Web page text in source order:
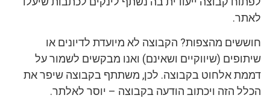
לאתר.
חוששים מהצפות? הקבוצה לא מיועדת לדיונים או
שיתופים (שיווקיים ושאינם) ואנו מבקשים לשמור על
דממת אלחוט בקבוצה. לכן, משתתף בקבוצה שיפר את
הכלל הזה ויכתוב הודעה בקבוצה – יוסר לאלתר.